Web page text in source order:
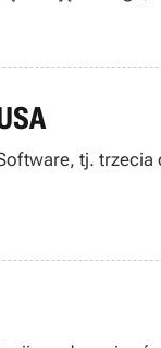
tj.